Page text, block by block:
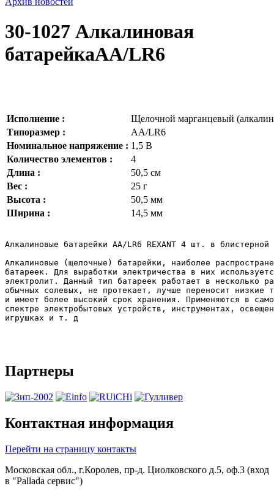
30-1027 Алкалиновая
батарейкаAA/LR6
Исполнение :
Щелочной марганцевый
Типоразмер :
AA/LR6
Номинальное напряжение : 1,5 В
Количество элементов :
4
Длина :
50,5 см
Вес :
25 г
Высота :
50,5 мм
Ширина :
14,5 мм
Алкалиновые батарейки AA/LR6 REXANT 4 шт. в блистерной
Алкалиновые (щелочные) батарейки, наиболее
батареек. Для выработки электричества в них
электролит. Данный тип батареек работает в несколько
обычных солевых, не протекает, лучше переносит низкие
и имеет более высокий срок хранения. Применяются в
спектре электробытовых устройств, инструментах,
игрушках и т. д
Партнеры
Контактная информация
Перейти на страницу контакты
Московская обл., г.Королев, пр-д. Циолковского д.5, оф.3 (вход
в "Pallada сервис")